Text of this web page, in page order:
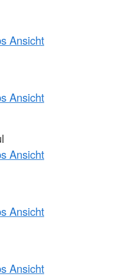
Ansicht
Ansicht
Ansicht
Ansicht
Ansicht